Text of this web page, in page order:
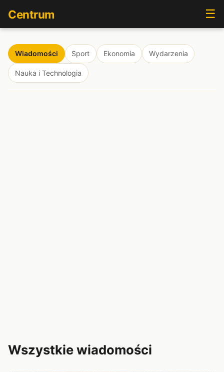
Centrum ☰
Wiadomości Sport Ekonomia Wydarzenia
Nauka i Technologia
Wszystkie wiadomości